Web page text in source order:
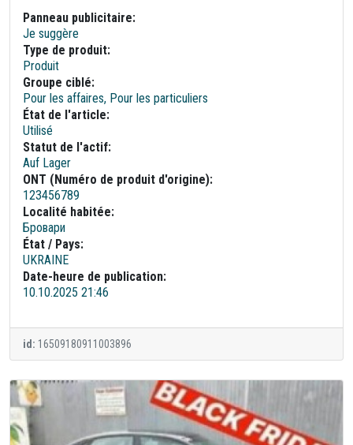
Panneau publicitaire:
Je suggère
Type de produit:
Produit
Groupe ciblé:
Pour les affaires, Pour les particuliers
État de l'article:
Utilisé
Statut de l'actif:
Auf Lager
ONT (Numéro de produit d'origine):
123456789
Localité habitée:
Бровари
État / Pays:
UKRAINE
Date-heure de publication:
10.10.2025 21:46
id: 16509180911003896